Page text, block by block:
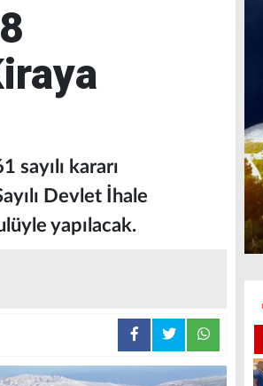
sayılı kararı
Devlet İhale
yapılacak.